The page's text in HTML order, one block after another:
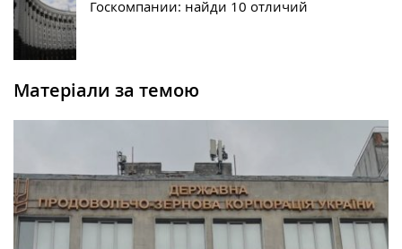
Госкомпании: найди 10 отличий
Матеріали за темою